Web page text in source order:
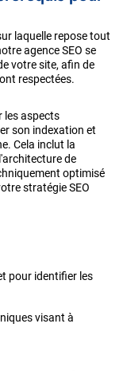
laquelle repose tout
agence SEO se
votre site, afin de
respectées.
les aspects
son indexation et
Cela inclut la
de
optimisé
stratégie SEO
pour identifier les
visant à